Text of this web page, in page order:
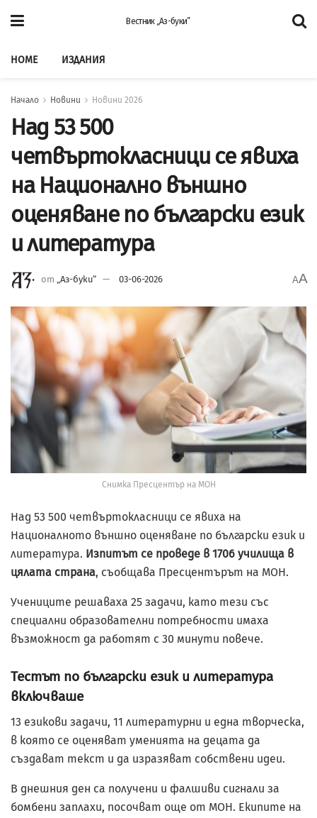
Вестник „Аз-буки”
HOME ИЗДАНИЯ
Начало Новини Новини 2026
Над 53 500
четвъртокласници се явиха
на Национално външно
оценяване по български език
и литература
от „Аз-буки“ 03-06-2026 AA
Снимка Пресцентър на МОН
Над 53 500 четвъртокласници се явиха на
Националното външно оценяване по български език и
литература. Изпитът се проведе в 1706 училища в
цялата страна, съобщава Пресцентърът на МОН.
Учениците решаваха 25 задачи, като тези със
специални образователни потребности имаха
възможност да работят с 30 минути повече.
Тестът по български език и литература
включваше
13 езикови задачи, 11 литературни и една творческа,
в която се оценяват уменията на децата да
създават текст и да изразяват собствени идеи.
В днешния ден са получени и фалшиви сигнали за
бомбени заплахи, посочват още от МОН. Екипите на